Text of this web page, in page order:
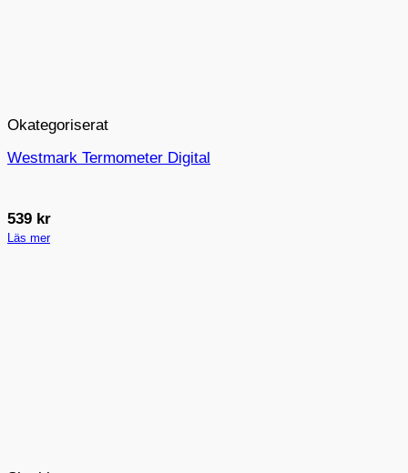
Okategoriserat
Westmark Termometer Digital
539 kr
Läs mer